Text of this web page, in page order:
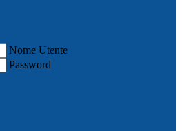
Nome Utente
Password